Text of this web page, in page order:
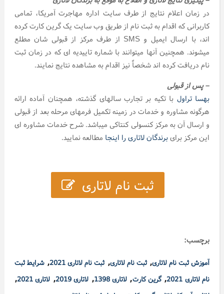
در زمان اعلام نتایج از طرف سایت اداره مهاجرت آمریکا، تمامی
کاربرانی که اقدام به ثبت نام از طریق وب سایت یک گرین کارت کرده
اند، با ارسال ایمیل و SMS از طرف مرکز از قبولی شان مطلع
میشوند. همچنین آنها میتوانند با شماره تاییدیه ای که در زمان ثبت
نام دریافت کرده اند شخصاً نیز اقدام به مشاهده نتایج نمایند.
– پس از قبولی
بهسا تراولبا تکیه بر تجارب سالهای گذشته، همچنان آماده ارائه
هرگونه مشاوره و خدمات در زمینه تکمیل فرمهای مرحله بعد از قبولی
و ارسال آن به مرکز کنسولی کنتاکی میباشد. شرح خدمات مشاوره ای
این مرکز برایبرندگان لاتاری را اینجامطالعه نمایید.
ثبت نام لاتاری
برچسب:
آموزش ثبت نام لاتاری,ثبت نام لاتاری,ثبت نام لاتاری 2021 ,شرایط ثبت
نام لاتاری 2021
,گرین کارت,لاتاری 1398 ,لاتاری 2019 ,لاتاری 2021 ,